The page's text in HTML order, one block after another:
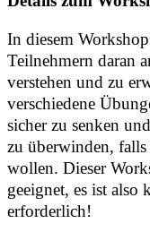
In diesem
Teilnehmern daran
verstehen und zu
verschiedene
sicher zu senken
zu überwinden,
wollen. Dieser
geeignet, es ist also
erforderlich!